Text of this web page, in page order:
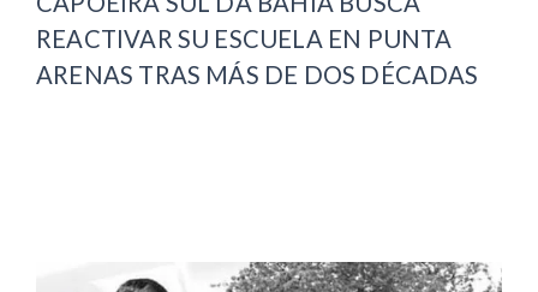
REACTIVAR SU ESCUELA EN PUNTA
ARENAS TRAS MÁS DE DOS DÉCADAS